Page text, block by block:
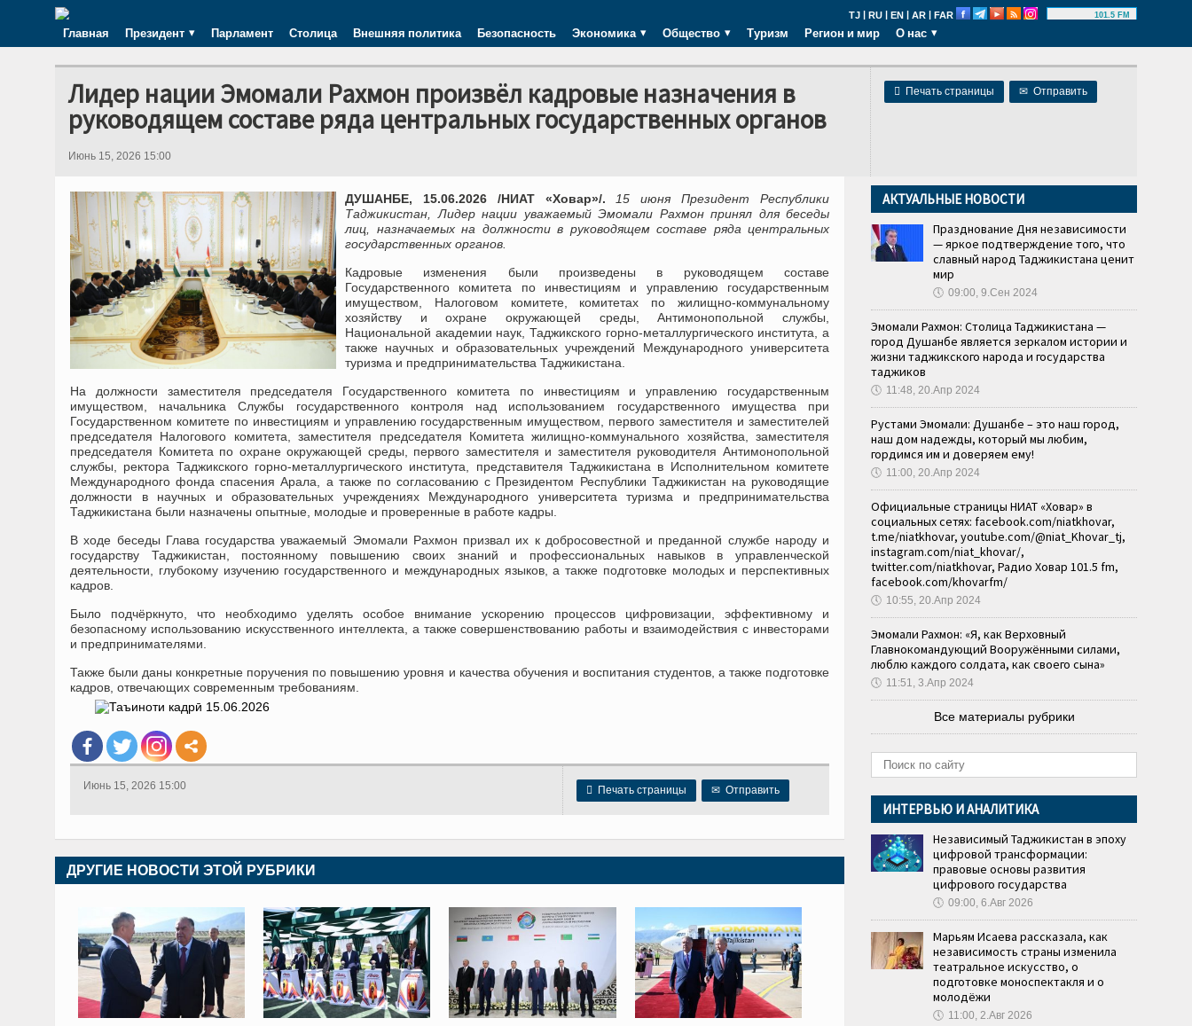
TJ | RU | EN | AR | FAR 101.5 FM
Главная Президент Парламент Столица Внешняя политика Безопасность Экономика Общество Туризм Регион и мир О нас
 Печать страницы ✉ Отправить
Лидер нации Эмомали Рахмон произвёл кадровые назначения в
руководящем составе ряда центральных государственных органов
Июнь 15, 2026 15:00
ДУШАНБЕ, 15.06.2026 /НИАТ «Ховар»/.
15 июня Президент Республики
Таджикистан, Лидер нации уважаемый Эмомали Рахмон принял для беседы
лиц, назначаемых на должности в руководящем составе ряда центральных
государственных органов.
Кадровые изменения были произведены в руководящем составе
Государственного комитета по инвестициям и управлению государственным
имуществом, Налоговом комитете, комитетах по жилищно-коммунальному
хозяйству и охране окружающей среды, Антимонопольной службы,
Национальной академии наук, Таджикского горно-металлургического института, а
также научных и образовательных учреждений Международного университета
туризма и предпринимательства Таджикистана.
На должности заместителя председателя Государственного комитета по инвестициям и управлению государственным
имуществом, начальника Службы государственного контроля над использованием государственного имущества при
Государственном комитете по инвестициям и управлению государственным имуществом, первого заместителя и заместителей
председателя Налогового комитета, заместителя председателя Комитета жилищно-коммунального хозяйства, заместителя
председателя Комитета по охране окружающей среды, первого заместителя и заместителя руководителя Антимонопольной
службы, ректора Таджикского горно-металлургического института, представителя Таджикистана в Исполнительном комитете
Международного фонда спасения Арала, а также по согласованию с Президентом Республики Таджикистан на руководящие
должности в научных и образовательных учреждениях Международного университета туризма и предпринимательства
Таджикистана были назначены опытные, молодые и проверенные в работе кадры.
В ходе беседы Глава государства уважаемый Эмомали Рахмон призвал их к добросовестной и преданной службе народу и
государству Таджикистан, постоянному повышению своих знаний и профессиональных навыков в управленческой
деятельности, глубокому изучению государственного и международных языков, а также подготовке молодых и перспективных
кадров.
Было подчёркнуто, что необходимо уделять особое внимание ускорению процессов цифровизации, эффективному и
безопасному использованию искусственного интеллекта, а также совершенствованию работы и взаимодействия с инвесторами
и предпринимателями.
Также были даны конкретные поручения по повышению уровня и качества обучения и воспитания студентов, а также подготовке
кадров, отвечающих современным требованиям.
 Печать страницы ✉ Отправить
Июнь 15, 2026 15:00
ДРУГИЕ НОВОСТИ ЭТОЙ РУБРИКИ
АКТУАЛЬНЫЕ НОВОСТИ
Празднование Дня независимости
— яркое подтверждение того, что
славный народ Таджикистана ценит
мир
🕔 09:00, 9.Сен 2024
Эмомали Рахмон: Столица Таджикистана —
город Душанбе является зеркалом истории и
жизни таджикского народа и государства
таджиков
🕔 11:48, 20.Апр 2024
Рустами Эмомали: Душанбе – это наш город,
наш дом надежды, который мы любим,
гордимся им и доверяем ему!
🕔 11:00, 20.Апр 2024
Официальные страницы НИАТ «Ховар» в
социальных сетях: facebook.com/niatkhovar,
t.me/niatkhovar, youtube.com/@niat_Khovar_tj,
instagram.com/niat_khovar/,
twitter.com/niatkhovar, Радио Ховар 101.5 fm,
facebook.com/khovarfm/
🕔 10:55, 20.Апр 2024
Эмомали Рахмон: «Я, как Верховный
Главнокомандующий Вооружёнными силами,
люблю каждого солдата, как своего сына»
🕔 11:51, 3.Апр 2024
Все материалы рубрики
ИНТЕРВЬЮ И АНАЛИТИКА
Независимый Таджикистан в эпоху
цифровой трансформации:
правовые основы развития
цифрового государства
🕔 09:00, 6.Авг 2026
Марьям Исаева рассказала, как
независимость страны изменила
театральное искусство, о
подготовке моноспектакля и о
молодёжи
🕔 11:00, 2.Авг 2026